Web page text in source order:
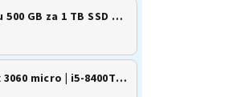
Výměna disku 500 GB za 1 TB SSD M.2 NVMe
Dell Optiplex 3060 micro | i5-8400T | 8GB | 256GB SSD | Win 11